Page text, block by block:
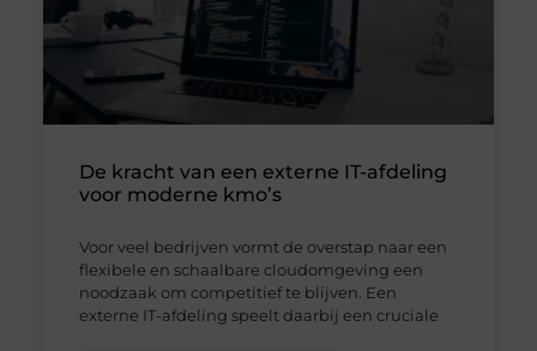
De kracht van een externe IT-afdeling
voor moderne kmo’s
Voor veel bedrijven vormt de overstap naar een
flexibele en schaalbare cloudomgeving een
noodzaak om competitief te blijven. Een
externe IT-afdeling speelt daarbij een cruciale